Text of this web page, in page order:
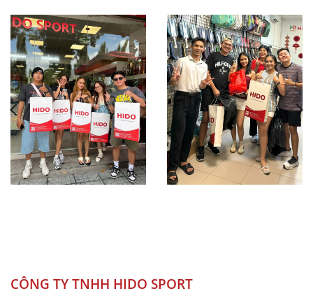
Thermocompression Forming – ép nhiệt
toàn khối tăng độ bền
Perimeter Balanced – cân bằng viền tăng ổn
định
👉 Đây là dòng vợt thiên công nhưng vẫn giữ
được cảm giác kiểm soát rõ ràng
CÔNG TY TNHH HIDO SPORT